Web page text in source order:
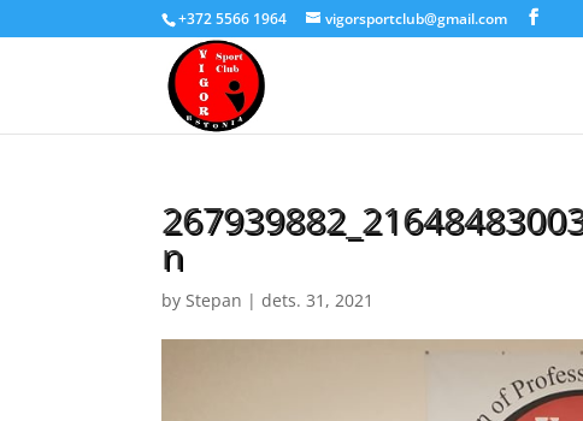
+372 5566 1964 vigorsportclub@gmail.com
n
byStepan |dets. 31, 2021